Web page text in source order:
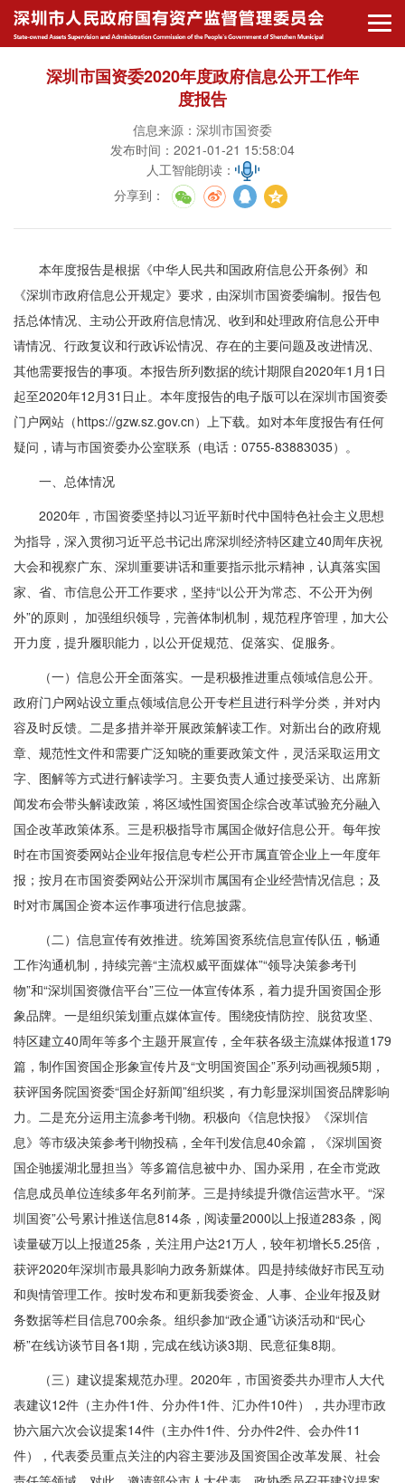
深圳市国资委2020年度政府信息公开工作年
度报告
信息来源：深圳市国资委
发布时间：2021-01-21 15:58:04
人工智能朗读：
分享到 ：
本年度报告是根据《中华人民共和国政府信息公开条例》和
《深圳市政府信息公开规定》要求，由深圳市国资委编制。报告包
括总体情况、主动公开政府信息情况、收到和处理政府信息公开申
请情况、行政复议和行政诉讼情况、存在的主要问题及改进情况、
其他需要报告的事项。本报告所列数据的统计期限自2020年1月1日
起至2020年12月31日止。本年度报告的电子版可以在深圳市国资委
门户网站（https://gzw.sz.gov.cn）上下载。如对本年度报告有任何
疑问，请与市国资委办公室联系（电话：0755-83883035）。
一、总体情况
2020年，市国资委坚持以习近平新时代中国特色社会主义思想
为指导，深入贯彻习近平总书记出席深圳经济特区建立40周年庆祝
大会和视察广东、深圳重要讲话和重要指示批示精神，认真落实国
家、省、市信息公开工作要求，坚持“以公开为常态、不公开为例
外”的原则， 加强组织领导，完善体制机制，规范程序管理，加大公
开力度，提升履职能力，以公开促规范、促落实、促服务。
（一）信息公开全面落实。一是积极推进重点领域信息公开。
政府门户网站设立重点领域信息公开专栏且进行科学分类，并对内
容及时反馈。二是多措并举开展政策解读工作。对新出台的政府规
章、规范性文件和需要广泛知晓的重要政策文件，灵活采取运用文
字、图解等方式进行解读学习。主要负责人通过接受采访、出席新
闻发布会带头解读政策，将区域性国资国企综合改革试验充分融入
国企改革政策体系。三是积极指导市属国企做好信息公开。每年按
时在市国资委网站企业年报信息专栏公开市属直管企业上一年度年
报；按月在市国资委网站公开深圳市属国有企业经营情况信息；及
时对市属国企资本运作事项进行信息披露。
（二）信息宣传有效推进。统筹国资系统信息宣传队伍，畅通
工作沟通机制，持续完善“主流权威平面媒体”“领导决策参考刊
物”和“深圳国资微信平台”三位一体宣传体系，着力提升国资国企形
象品牌。一是组织策划重点媒体宣传。围绕疫情防控、脱贫攻坚、
特区建立40周年等多个主题开展宣传，全年获各级主流媒体报道179
篇，制作国资国企形象宣传片及“文明国资国企”系列动画视频5期，
获评国务院国资委“国企好新闻”组织奖，有力彰显深圳国资品牌影响
力。二是充分运用主流参考刊物。积极向《信息快报》《深圳信
息》等市级决策参考刊物投稿，全年刊发信息40余篇，《深圳国资
国企驰援湖北显担当》等多篇信息被中办、国办采用，在全市党政
信息成员单位连续多年名列前茅。三是持续提升微信运营水平。“深
圳国资”公号累计推送信息814条，阅读量2000以上报道283条，阅
读量破万以上报道25条，关注用户达21万人，较年初增长5.25倍，
获评2020年深圳市最具影响力政务新媒体。四是持续做好市民互动
和舆情管理工作。按时发布和更新我委资金、人事、企业年报及财
务数据等栏目信息700余条。组织参加“政企通”访谈活动和“民心
桥”在线访谈节目各1期，完成在线访谈3期、民意征集8期。
（三）建议提案规范办理。2020年，市国资委共办理市人大代
表建议12件（主办件1件、分办件1件、汇办件10件），共办理市政
协六届六次会议提案14件（主办件1件、分办件2件、会办件11
件），代表委员重点关注的内容主要涉及国资国企改革发展、社会